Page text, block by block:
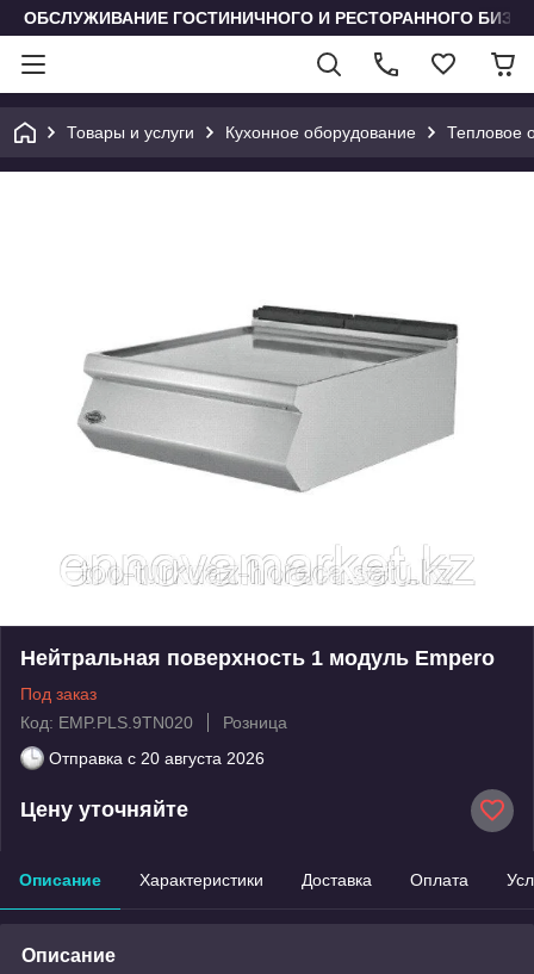
ОБСЛУЖИВАНИЕ ГОСТИНИЧНОГО И РЕСТОРАННОГО
Товары и услуги Кухонное оборудование Тепловое
Нейтральная поверхность 1 модуль Empero
Под заказ
Код: EMP.PLS.9TN020
Розница
Отправка с 20 августа 2026
Цену уточняйте
Описание Характеристики Доставка Оплата
Описание